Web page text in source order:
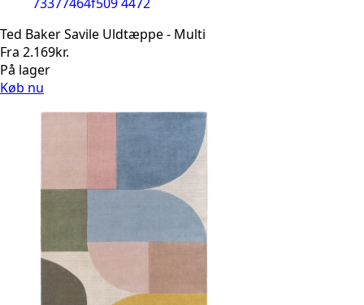
Ted Baker Savile Uldtæppe - Multi
Fra 2.169kr.
På lager
Køb nu